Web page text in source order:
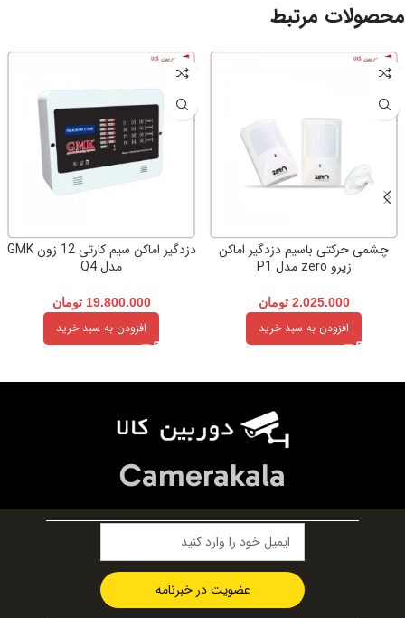
محصولات مرتبط
چشمی حرکتی باسیم دزدگیر اماکن
زیرو zero مدل P1
2.025.000 تومان
افزودن به سبد خرید
دزدگیر اماکن سیم کارتی 12 زون GMK
مدل Q4
19.800.000 تومان
افزودن به سبد خرید
Camerakala
عضویت در خبرنامه